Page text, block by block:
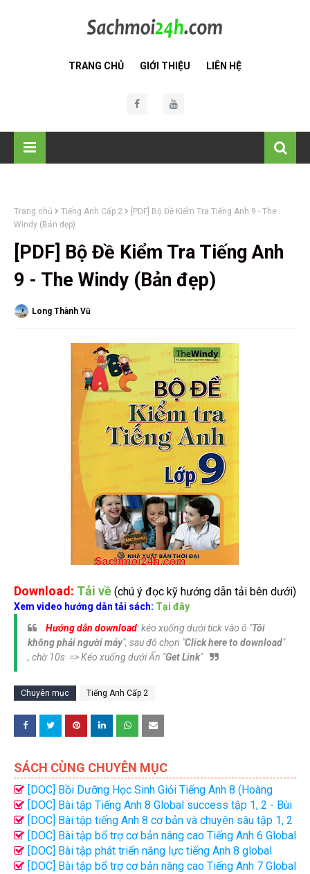
TRANG CHỦ GIỚI THIỆU LIÊN HỆ
Trang chủ Tiếng Anh Cấp 2
[PDF] Bộ Đề Kiểm Tra Tiếng Anh 9 - The
Windy (Bản đẹp)
[PDF] Bộ Đề Kiểm Tra Tiếng Anh
9 - The Windy (Bản đẹp)
Long Thành Vũ
Download: Tải về (chú ý đọc kỹ hướng dẫn tải bên dưới)
Xem video hướng dẫn tải sách: Tại đây
Hướng dẫn download: kéo xuống dưới tick vào ô "Tôi
không phải người máy", sau đó chọn "Click here to download"
, chờ 10s => Kéo xuống dưới Ấn "Get Link"
Chuyên mục Tiếng Anh Cấp 2
SÁCH CÙNG CHUYÊN MỤC
[DOC] Bồi Dưỡng Học Sinh Giỏi Tiếng Anh 8 (Hoàng
Thanh - Minh Luận)
[DOC] Bài tập Tiếng Anh 8 Global success tập 1, 2 - Bùi
Văn Vinh[DOC] Bài tập tiếng Anh 8 cơ bản và chuyên sâu tập 1, 2
- Louis Phan, Lan Hương...
[DOC] Bài tập bổ trợ cơ bản nâng cao Tiếng Anh 6 Global
success tập 1, 2 - Bùi Văn Vinh
[DOC] Bài tập phát triển năng lực tiếng Anh 8 global
success - Nguyễn Thị Chi
[DOC] Bài tập bổ trợ cơ bản nâng cao Tiếng Anh 7 Global